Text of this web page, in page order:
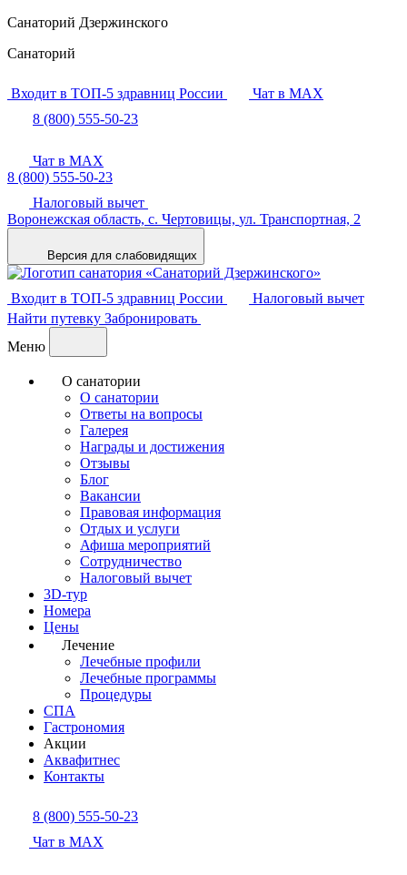
Санаторий Дзержинского
Санаторий
Входит в ТОП-5 здравниц России
Чат в MAX
8 (800) 555-50-23
Чат в MAX
8 (800) 555-50-23
Налоговый вычет
Воронежская область, с. Чертовицы, ул. Транспортная, 2
Версия для слабовидящих
Входит в ТОП-5 здравниц России
Налоговый вычет
Найти путевку Забронировать
Меню
О санатории
О санатории
Ответы на вопросы
Галерея
Награды и достижения
Отзывы
Блог
Вакансии
Правовая информация
Отдых и услуги
Афиша мероприятий
Сотрудничество
Налоговый вычет
3D-тур
Номера
Цены
Лечение
Лечебные профили
Лечебные программы
Процедуры
СПА
Гастрономия
Акции
Аквафитнес
Контакты
8 (800) 555-50-23
Чат в MAX